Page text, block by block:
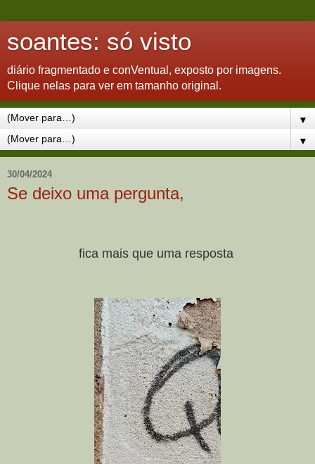
soantes: só visto
diário fragmentado e conVentual, exposto por imagens.
Clique nelas para ver em tamanho original.
▼
▼
30/04/2024
Se deixo uma pergunta,
fica mais que uma resposta